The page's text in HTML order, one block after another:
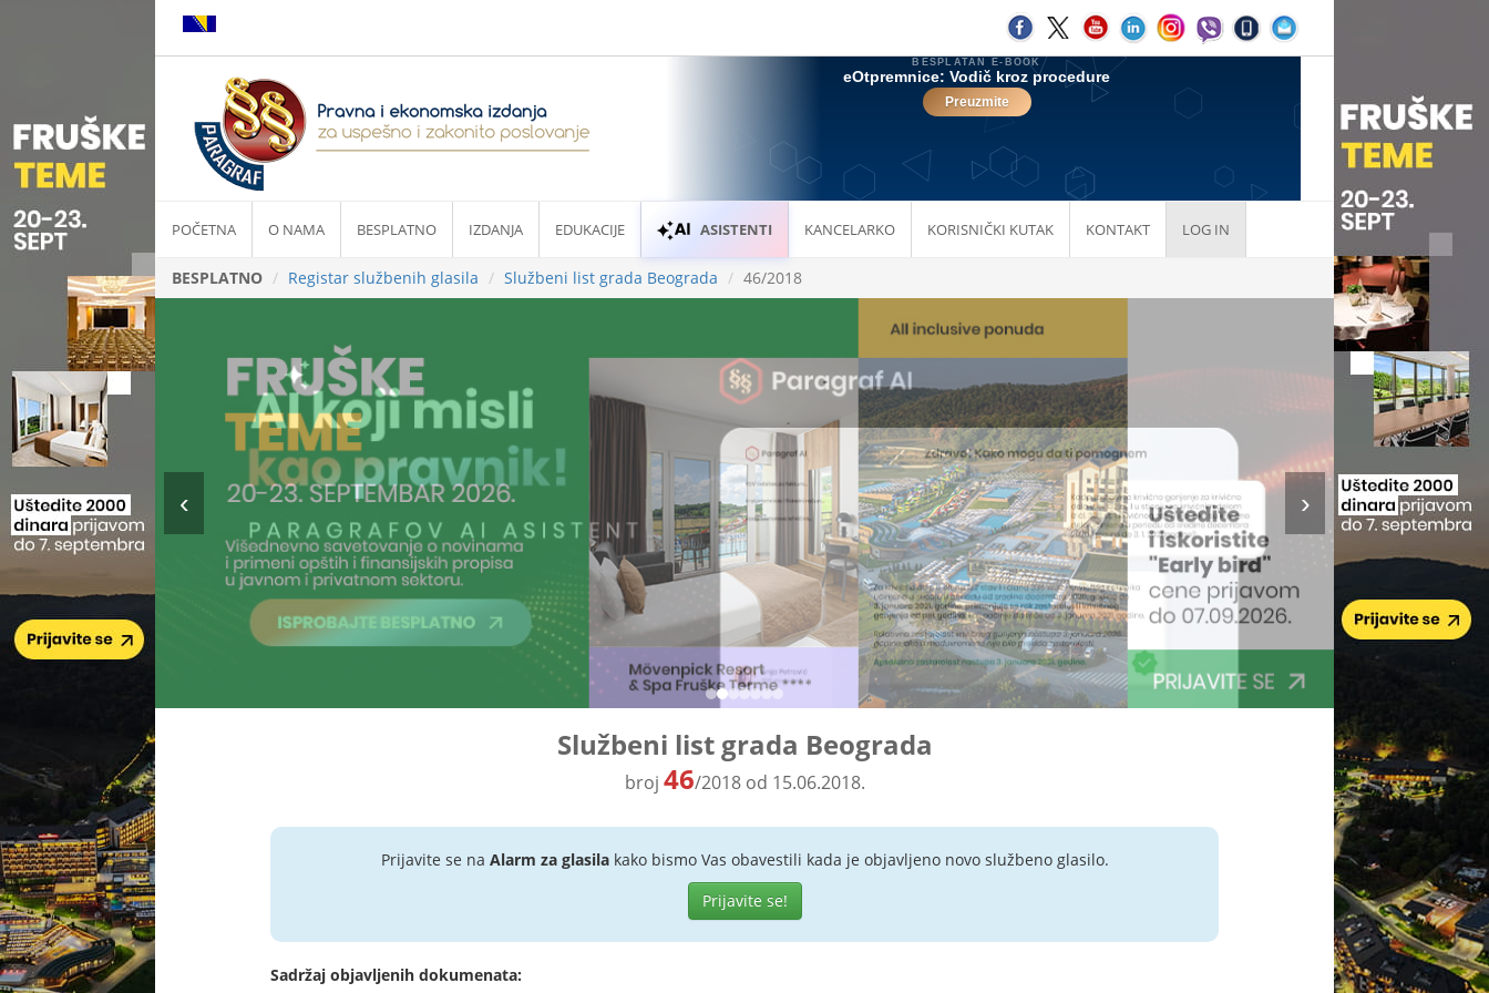
POČETNA O NAMA BESPLATNO IZDANJA EDUKACIJE ASISTENTI KANCELARKO KORISNIČKI KUTAK KONTAKT LOG IN
BESPLATNO Registar službenih glasila Službeni list grada Beograda 46/2018
Službeni list grada Beograda
broj 46/2018 od 15.06.2018.
Prijavite se na Alarm za glasilakako bismo Vas obavestili kada je objavljeno novo službeno glasilo.
Prijavite se!
Sadržaj objavljenih dokumenata: